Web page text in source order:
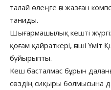
талай өлеңге ән жазған
таниды.
Шығармашылық кешті
қоғам қайраткері, әнші
бұйырыпты.
Кеш басталмас бұрын
сөздің сиқыры болмысына